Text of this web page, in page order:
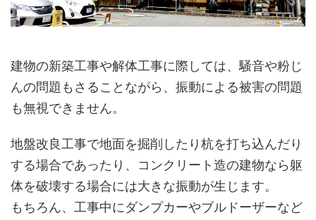
建物の新築工事や解体工事に際しては、騒音や粉じ
んの問題もさることながら、振動による被害の問題
も無視できません。
地盤改良工事で地面を掘削したり杭を打ち込んだり
する場合であったり、コンクリート造の建物なら躯
体を破壊する場合には大きな振動が生じます。
もちろん、工事中にダンプカーやブルドーザーなど